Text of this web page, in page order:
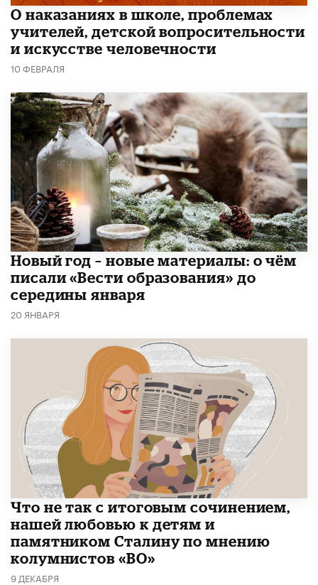
О наказаниях в школе, проблемах
учителей, детской вопросительности
и искусстве человечности
10 ФЕВРАЛЯ
Новый год – новые материалы: о чём
писали «Вести образования» до
середины января
20 ЯНВАРЯ
Что не так с итоговым сочинением,
нашей любовью к детям и
памятником Сталину по мнению
колумнистов «ВО»
9 ДЕКАБРЯ